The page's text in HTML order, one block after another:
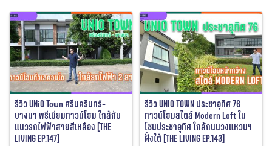
รีวิว UNiO Town ศรีนครินทร์-
บางนา พรีเมียมทาวน์โฮม ใกล้กับ
แนวรถไฟฟ้าสายสีเหลือง [THE
LIVING EP.147]
รีวิว UNIO TOWN ประชาอุทิศ 76
ทาวน์โฮมสไตล์ Modern Loft ใน
โซนประชาอุทิศ ใกล้ถนนวงแหวนฯ
ฝั่งใต้ [THE LIVING EP.143]